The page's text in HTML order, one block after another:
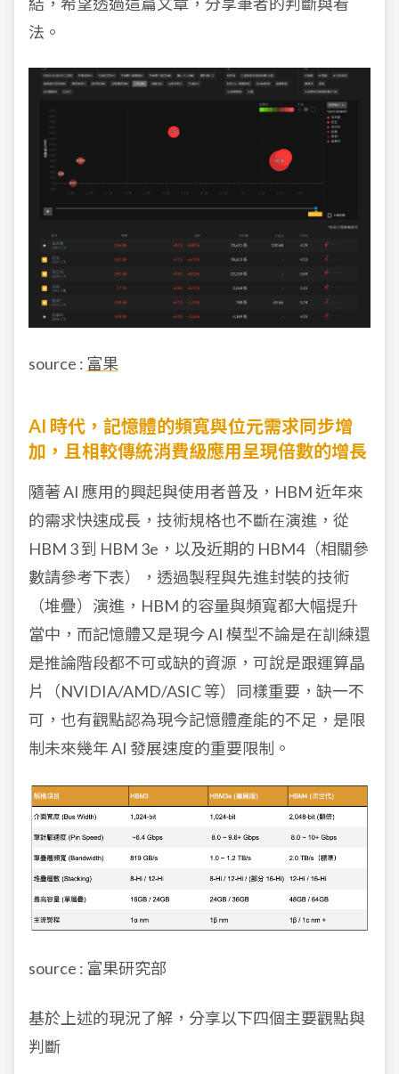
法。
source : 富果
AI 時代，記憶體的頻寬與位元需求同步增
加，且相較傳統消費級應用呈現倍數的增長
隨著 AI 應用的興起與使用者普及，HBM 近年來
的需求快速成長，技術規格也不斷在演進，從
HBM 3 到 HBM 3e，以及近期的 HBM4（相關參
數請參考下表），透過製程與先進封裝的技術
（堆疊）演進，HBM 的容量與頻寬都大幅提升
當中，而記憶體又是現今 AI 模型不論是在訓練還
是推論階段都不可或缺的資源，可說是跟運算晶
片（NVIDIA/AMD/ASIC 等）同樣重要，缺一不
可，也有觀點認為現今記憶體產能的不足，是限
制未來幾年 AI 發展速度的重要限制。
source : 富果研究部
基於上述的現況了解，分享以下四個主要觀點與
判斷